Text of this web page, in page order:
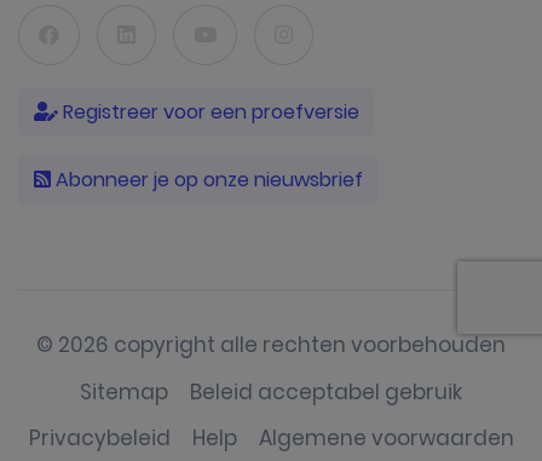
Registreer voor een proefversie
Abonneer je op onze nieuwsbrief
© 2026 copyright alle rechten voorbehouden
Sitemap
Beleid acceptabel gebruik
Privacybeleid
Help Algemene voorwaarden